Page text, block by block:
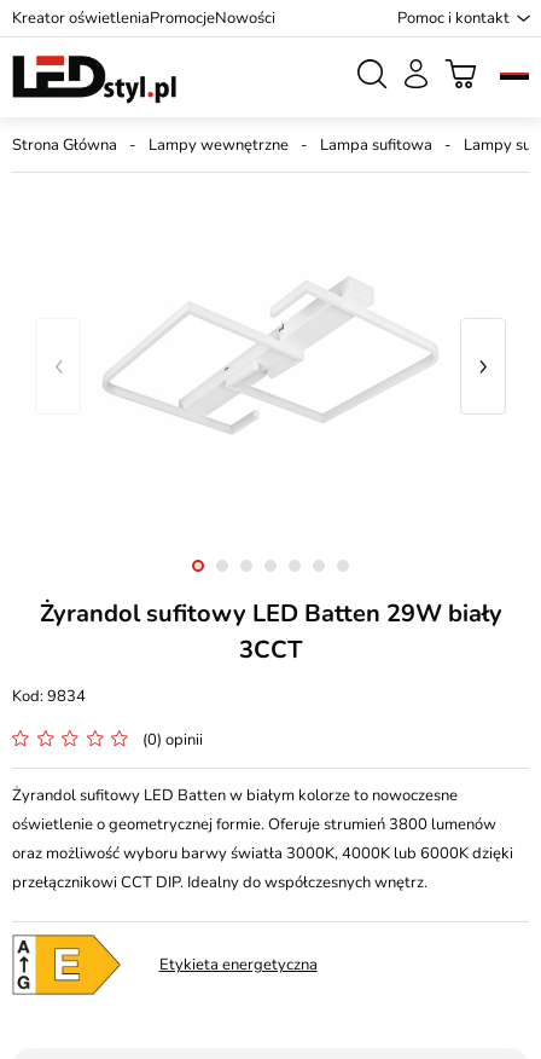
Kreator oświetleniaPromocjeNowości Pomoc i kontakt
Strona Główna Lampy wewnętrzne Lampa sufitowa Lampy
Żyrandol sufitowy LED Batten 29W biały
3CCT
9834
(0) opinii
Żyrandol sufitowy LED Batten w białym kolorze to nowoczesne
oświetlenie o geometrycznej formie. Oferuje strumień 3800 lumenów
oraz możliwość wyboru barwy światła 3000K, 4000K lub 6000K dzięki
przełącznikowi CCT DIP. Idealny do współczesnych wnętrz.
Etykieta energetyczna